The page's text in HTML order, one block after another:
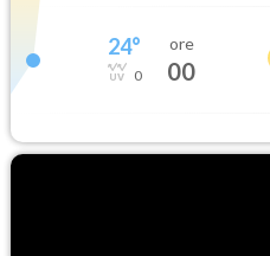
24°
0
ore
00